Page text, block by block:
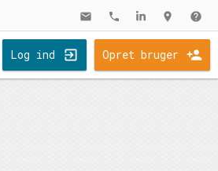
mail phone location_on help
Log ind Opret bruger